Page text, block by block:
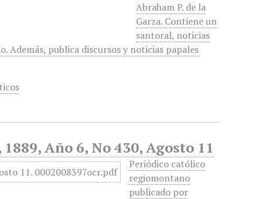
Abraham P. de la
Garza. Contiene un
santoral, noticias
Además, publica discursos y noticias papales
Año 6, No 430, Agosto 11
Periódico católico
regiomontano
publicado por